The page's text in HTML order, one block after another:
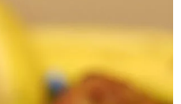
Pieczywo